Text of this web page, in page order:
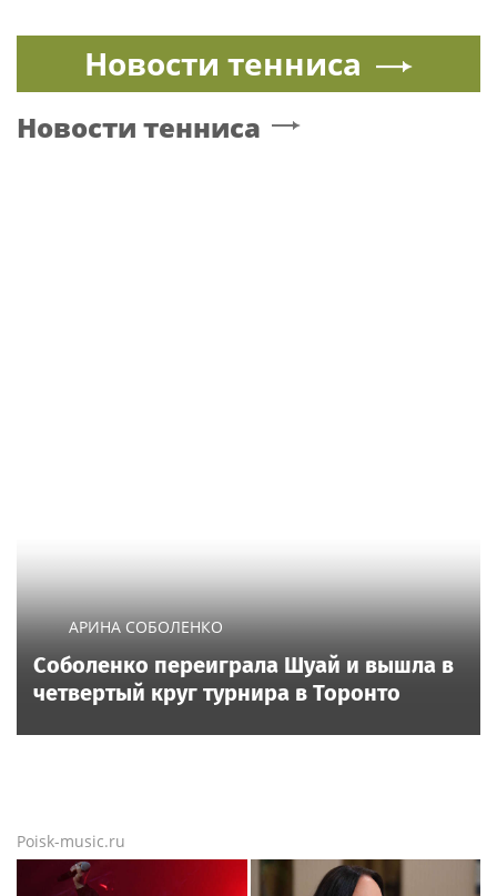
Новости тенниса
Новости тенниса
АРИНА СОБОЛЕНКО
Соболенко переиграла Шуай и вышла в
четвертый круг турнира в Торонто
Poisk-music.ru